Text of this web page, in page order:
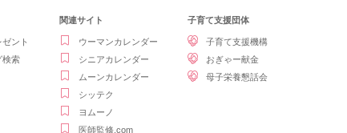
ント
検索
関連サイト
ウーマンカレンダー
シニアカレンダー
ムーンカレンダー
シッテク
ヨムーノ
医師監修.com
子育て支援団体
子育て支援機構
おぎゃー献金
母子栄養懇話会